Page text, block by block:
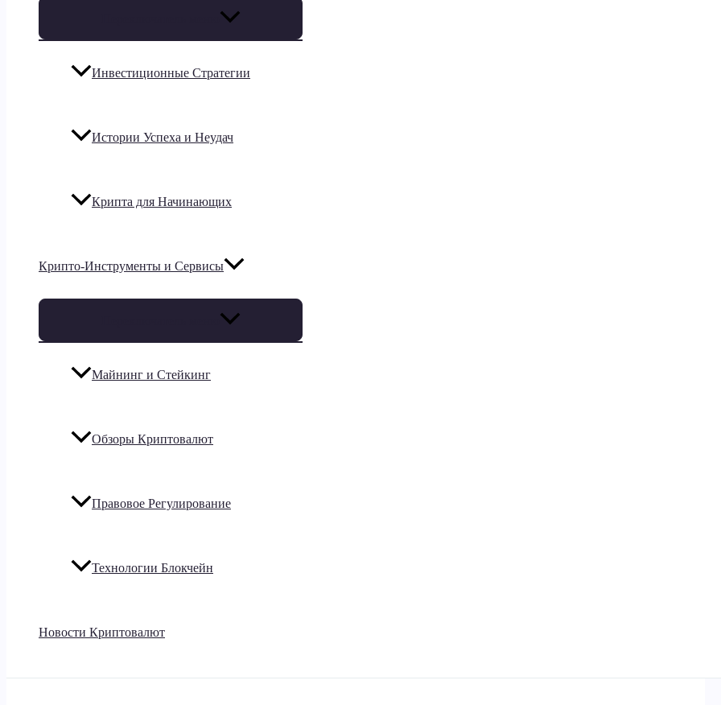
Инвестиционные Стратегии
Истории Успеха и Неудач
Крипта для Начинающих
Крипто-Инструменты и Сервисы
Майнинг и Стейкинг
Обзоры Криптовалют
Правовое Регулирование
Технологии Блокчейн
Новости Криптовалют